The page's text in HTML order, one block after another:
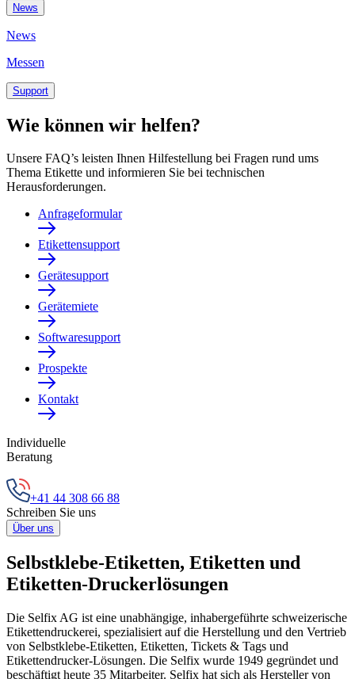
News
News
Messen
Support
Wie können wir helfen?
Unsere FAQ’s leisten Ihnen Hilfestellung bei Fragen rund ums
Thema Etikette und informieren Sie bei technischen
Herausforderungen.
Anfrageformular
Etikettensupport
Gerätesupport
Gerätemiete
Softwaresupport
Prospekte
Kontakt
Individuelle
Beratung
+41 44 308 66 88
Schreiben Sie uns
Über uns
Selbstklebe-Etiketten, Etiketten und
Etiketten-Druckerlösungen
Die Selfix AG ist eine unabhängige, inhabergeführte schweizerische
Etikettendruckerei, spezialisiert auf die Herstellung und den Vertrieb
von Selbstklebe-Etiketten, Etiketten, Tickets & Tags und
Etikettendrucker-Lösungen. Die Selfix wurde 1949 gegründet und
beschäftigt heute 35 Mitarbeiter. Selfix hat sich als Hersteller von